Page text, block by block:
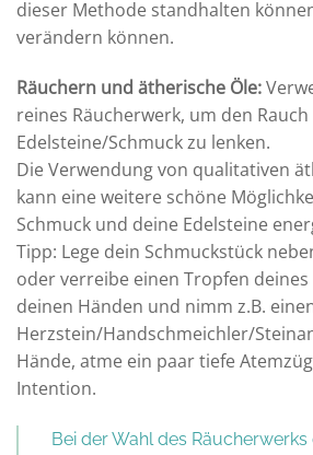
dieser Methode standhalten
verändern können.
Räuchern und ätherische Öle:
reines Räucherwerk, um den
Edelsteine/Schmuck zu lenken.
Die Verwendung von qualitativen
kann eine weitere schöne
Schmuck und deine Edelsteine
Tipp: Lege dein Schmuckstück
oder verreibe einen Tropfen
deinen Händen und nimm z.B.
Herzstein/Handschmeichler/
Hände, atme ein paar tiefe
Intention.
Bei der Wahl des